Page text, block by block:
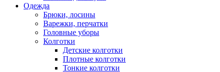
Одежда
Брюки, лосины
Варежки, перчатки
Головные уборы
Колготки
Детские колготки
Плотные колготки
Тонкие колготки